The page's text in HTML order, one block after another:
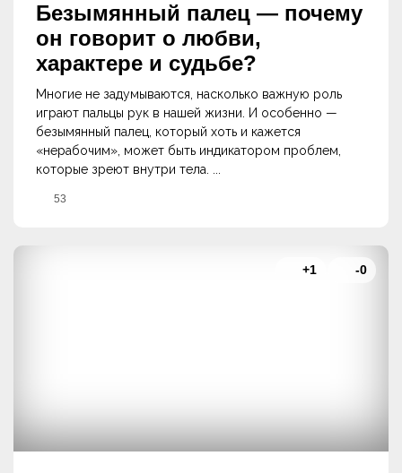
Безымянный палец — почему
он говорит о любви,
характере и судьбе?
Многие не задумываются, насколько важную роль
играют пальцы рук в нашей жизни. И особенно —
безымянный палец, который хоть и кажется
«нерабочим», может быть индикатором проблем,
которые зреют внутри тела. ...
53
+1 -0